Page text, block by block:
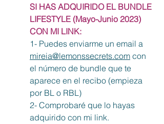
SI HAS ADQUIRIDO EL BUNDLE
LIFESTYLE (Mayo-Junio 2023)
CON MI LINK:
1- Puedes enviarme un email a
mireia@lemonssecrets.com con
el número de bundle que te
aparece en el recibo (empieza
por BL o RBL)
2- Comprobaré que lo hayas
adquirido con mi link.